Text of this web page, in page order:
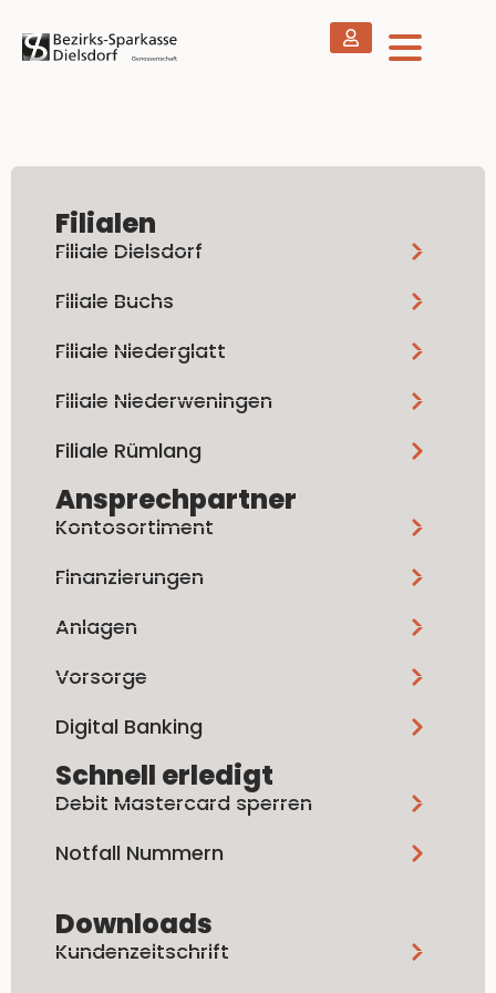
Filialen
Filiale Dielsdorf
Filiale Buchs
Filiale Niederglatt
Filiale Niederweningen
Filiale Rümlang
Ansprechpartner
Kontosortiment
Finanzierungen
Anlagen
Vorsorge
Digital Banking
Schnell erledigt
Debit Mastercard sperren
Notfall Nummern
Downloads
Kundenzeitschrift